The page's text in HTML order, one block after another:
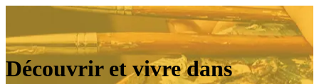
Découvrir et vivre dans